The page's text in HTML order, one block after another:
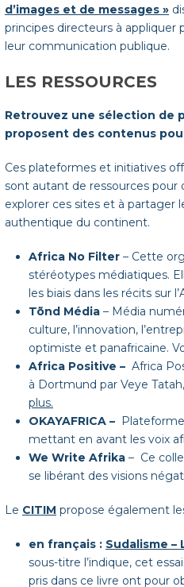
d’images et de messages »
principes directeurs à
leur communication publique.
LES RESSOURCES
Retrouvez une sélection de
proposent des contenus
Ces plateformes et initiatives
sont autant de ressources pour
explorer ces sites et à partager
authentique du continent.
Africa No Filter – Cette
stéréotypes médiatiques.
les biais dans les récits sur
Tõnd Média – Média
culture, l’innovation,
optimiste et panafricaine.
Africa Positive – Africa
à Dortmund par Veye
plus.
OKAYAFRICA –
mettant en avant les voix
We Write Afrika – Ce
se libérant des visions
Le CITIM propose également
en français : Sudalisme –
sous-titre l’indique, cet
pris dans ce livre ont pour